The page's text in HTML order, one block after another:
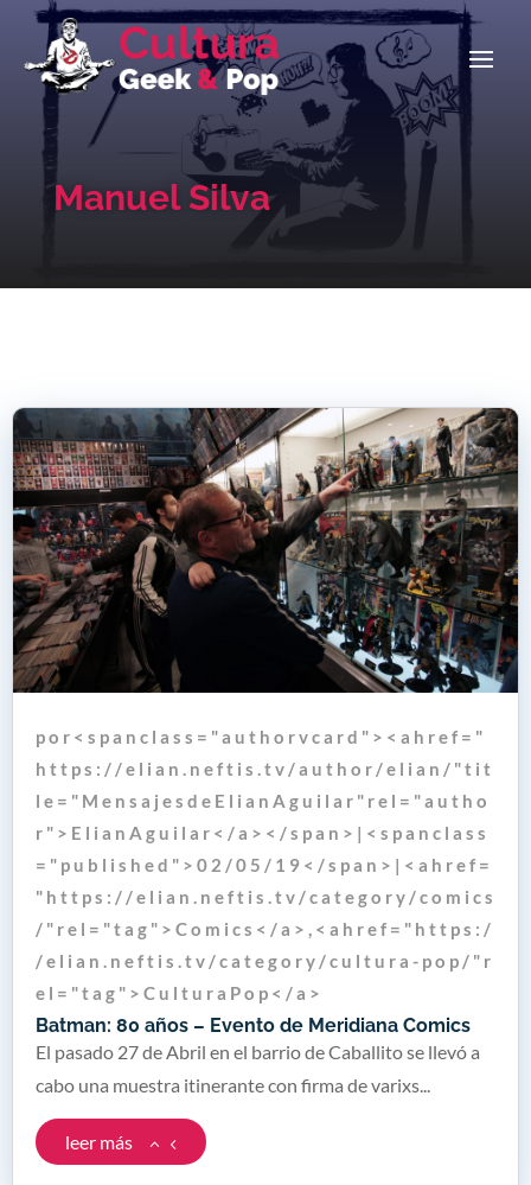
Manuel Silva
Batman: 80 años – Evento de Meridiana Comics
p o r < s p a n c l a s s = " a u t h o r v c a r d " > < a h r e f = "
h t t p s : / / e l i a n . n e f t i s . t v / a u t h o r / e l i a n / " t i t
l e = " M e n s a j e s d e E l i a n A g u i l a r " r e l = " a u t h o
r " > E l i a n A g u i l a r < / a > < / s p a n > | < s p a n c l a s s
= " p u b l i s h e d " > 0 2 / 0 5 / 1 9 < / s p a n > | < a h r e f =
" h t t p s : / / e l i a n . n e f t i s . t v / c a t e g o r y / c o m i c s
/ " r e l = " t a g " > C o m i c s < / a > , < a h r e f = " h t t p s : /
/ e l i a n . n e f t i s . t v / c a t e g o r y / c u l t u r a - p o p / " r
e l = " t a g " > C u l t u r a P o p < / a >
El pasado 27 de Abril en el barrio de Caballito se llevó a
cabo una muestra itinerante con firma de varixs...
leer más